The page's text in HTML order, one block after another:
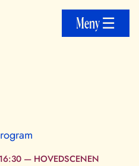
Meny ☰
— HOVEDSCENEN